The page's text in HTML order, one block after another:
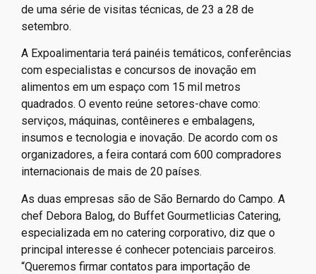
de uma série de visitas técnicas, de 23 a 28 de
setembro.
A Expoalimentaria terá painéis temáticos, conferências
com especialistas e concursos de inovação em
alimentos em um espaço com 15 mil metros
quadrados. O evento reúne setores-chave como:
serviços, máquinas, contêineres e embalagens,
insumos e tecnologia e inovação. De acordo com os
organizadores, a feira contará com 600 compradores
internacionais de mais de 20 países.
As duas empresas são de São Bernardo do Campo. A
chef Debora Balog, do Buffet Gourmetlicias Catering,
especializada em no catering corporativo, diz que o
principal interesse é conhecer potenciais parceiros.
“Queremos firmar contatos para importação de